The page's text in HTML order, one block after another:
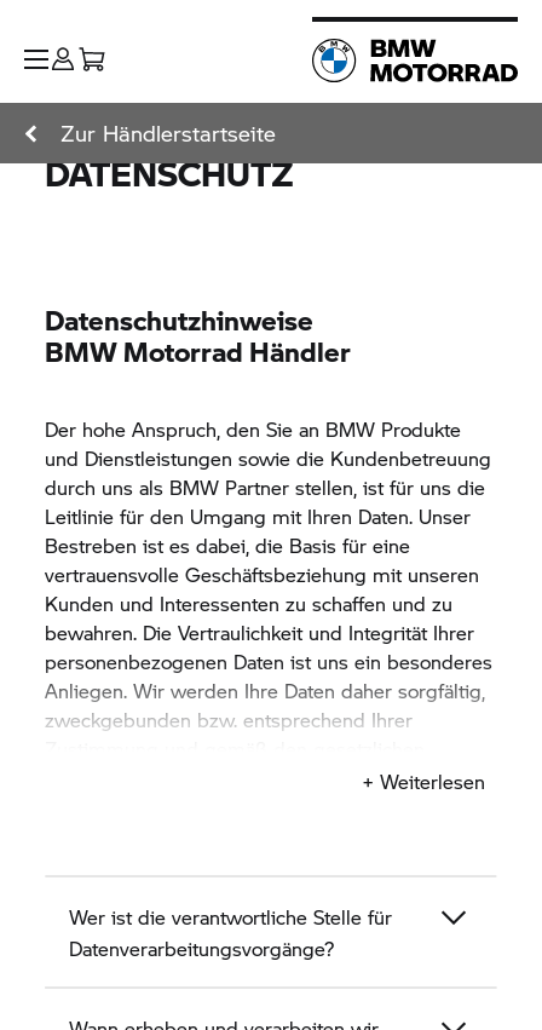
Zur Händlerstartseite
DATENSCHUTZ
Datenschutzhinweise
BMW Motorrad Händler
Der hohe Anspruch, den Sie an BMW Produkte
und Dienstleistungen sowie die Kundenbetreuung
durch uns als BMW Partner stellen, ist für uns die
Leitlinie für den Umgang mit Ihren Daten. Unser
Bestreben ist es dabei, die Basis für eine
vertrauensvolle Geschäftsbeziehung mit unseren
Kunden und Interessenten zu schaffen und zu
bewahren. Die Vertraulichkeit und Integrität Ihrer
personenbezogenen Daten ist uns ein besonderes
Anliegen. Wir werden Ihre Daten daher sorgfältig,
zweckgebunden bzw. entsprechend Ihrer
Bestimmungen zum Datenschutz verarbeiten und
Verantwortliche Stelle im Sinne der Datenschutz-
+ Weiterlesen
Wer ist die verantwortliche Stelle für
Datenverarbeitungsvorgänge?